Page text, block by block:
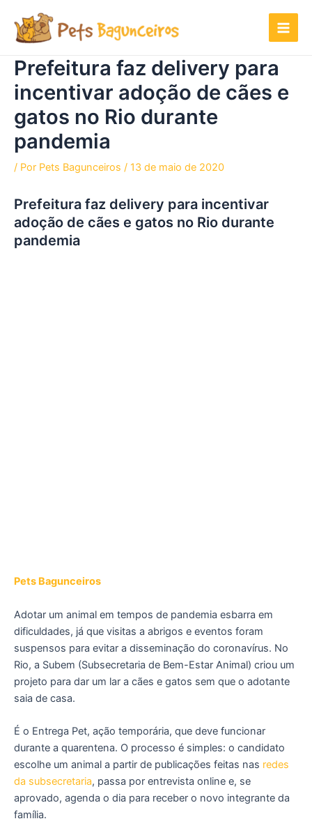
para
conteúdo
Prefeitura faz delivery para
incentivar adoção de cães e
gatos no Rio durante
pandemia
/ Por Pets Bagunceiros / 13 de maio de 2020
Prefeitura faz delivery para incentivar
adoção de cães e gatos no Rio durante
pandemia
Pets Bagunceiros
Adotar um animal em tempos de pandemia esbarra em
dificuldades, já que visitas a abrigos e eventos foram
suspensos para evitar a disseminação do coronavírus. No
Rio, a Subem (Subsecretaria de Bem-Estar Animal) criou um
projeto para dar um lar a cães e gatos sem que o adotante
saia de casa.
É o Entrega Pet, ação temporária, que deve funcionar
durante a quarentena. O processo é simples: o candidato
escolhe um animal a partir de publicações feitas nas redes
da subsecretaria, passa por entrevista online e, se
aprovado, agenda o dia para receber o novo integrante da
família.